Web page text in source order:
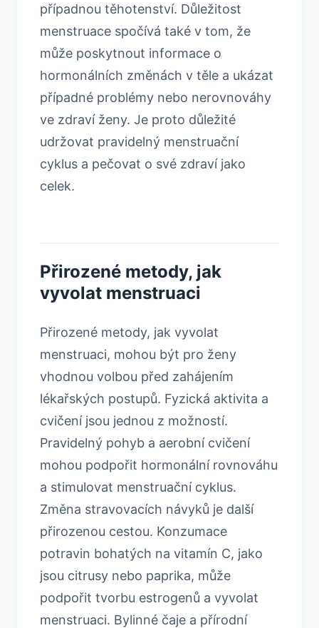
případnou těhotenství. Důležitost
menstruace spočívá také v tom, že
může poskytnout informace o
hormonálních změnách v těle a ukázat
případné problémy nebo nerovnováhy
ve zdraví ženy. Je proto důležité
udržovat pravidelný menstruační
cyklus a pečovat o své zdraví jako
celek.
Přirozené metody, jak
vyvolat menstruaci
Přirozené metody, jak vyvolat
menstruaci, mohou být pro ženy
vhodnou volbou před zahájením
lékařských postupů. Fyzická aktivita a
cvičení jsou jednou z možností.
Pravidelný pohyb a aerobní cvičení
mohou podpořit hormonální rovnováhu
a stimulovat menstruační cyklus.
Změna stravovacích návyků je další
přirozenou cestou. Konzumace
potravin bohatých na vitamín C, jako
jsou citrusy nebo paprika, může
podpořit tvorbu estrogenů a vyvolat
menstruaci. Bylinné čaje a přírodní